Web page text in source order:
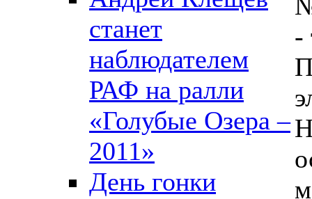
станет
наблюдателем
РАФ на ралли
«Голубые Озера –
2011»
День гонки
-